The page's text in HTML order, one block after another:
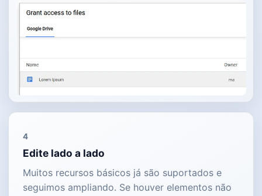
4
Edite lado a lado
Muitos recursos básicos já são suportados e
seguimos ampliando. Se houver elementos não